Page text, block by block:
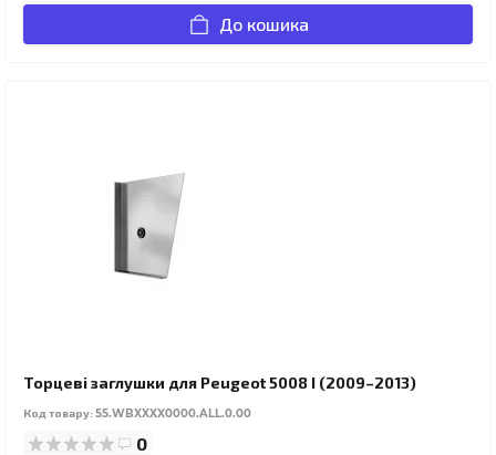
До кошика
Торцеві заглушки для Peugeot 5008 I (2009–2013)
Код товару:55.WBXXXX0000.ALL.0.00
0